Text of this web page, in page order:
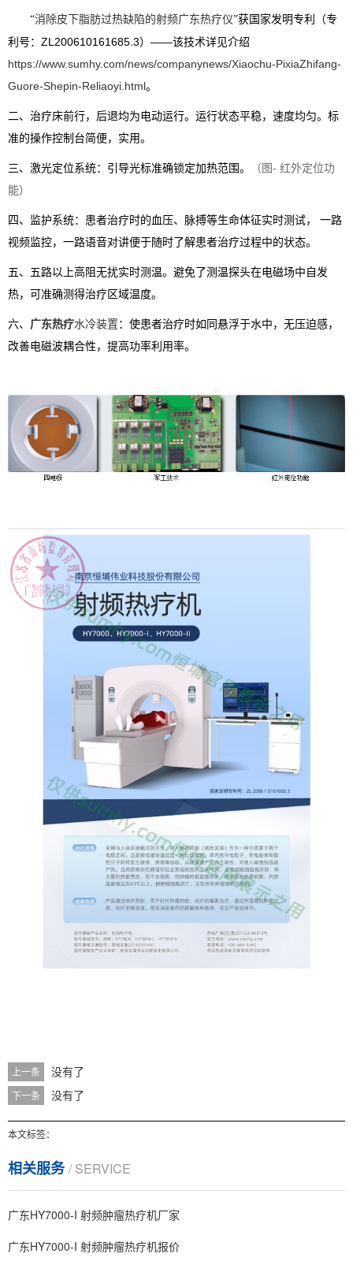
“消除皮下脂肪过热缺陷的射频广东热疗仪”获国家发明专利（专
利号：ZL200610161685.3）——该技术详见介绍
https://www.sumhy.com/news/companynews/Xiaochu-PixiaZhifang-
Guore-Shepin-Reliaoyi.html。
二、治疗床前行，后退均为电动运行。运行状态平稳，速度均匀。标
准的操作控制台简便，实用。
三、激光定位系统：引导光标准确锁定加热范围。
（图- 红外定位功
能）
四、监护系统：患者治疗时的血压、脉搏等生命体征实时测试， 一路
视频监控，一路语音对讲便于随时了解患者治疗过程中的状态。
五、五路以上高阻无扰实时测温。 避免了测温探头在电磁场中自发
热，可准确测得治疗区域温度。
六、 广东热疗水冷装置： 使患者治疗时如同悬浮于水中，无压迫感，
改善电磁波耦合性，提高功率利用率。
上一条 没有了
下一条 没有了
本文标签：
相关服务/ SERVICE
广东HY7000-I 射频肿瘤热疗机厂家
广东HY7000-I 射频肿瘤热疗机报价